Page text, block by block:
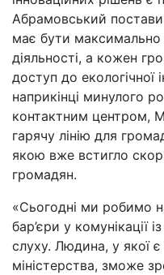
Абрамовський
має бути максимально
діяльності, а кожен
доступ до
наприкінці минулого
контактним центром,
гарячу лінію для
якою вже встигло
громадян.
«Сьогодні ми робимо
бар’єри у комунікації
слуху. Людина, у якої
міністерства, зможе